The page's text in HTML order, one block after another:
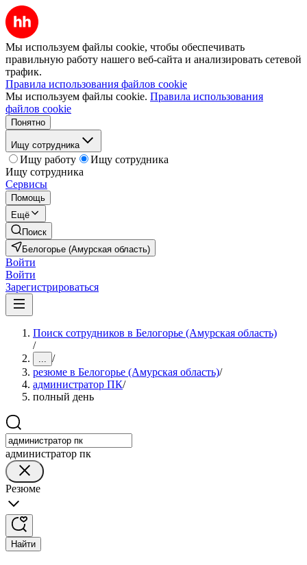
Мы используем файлы cookie, чтобы обеспечивать
правильную работу нашего веб-сайта и анализировать сетевой
трафик.
Правила использования файлов cookie
Мы используем файлы cookie. Правила использования
файлов cookie
Понятно
Ищу сотрудника
Ищу работу
Ищу сотрудника
Ищу сотрудника
Сервисы
Помощь
Ещё
Поиск
Белогорье (Амурская область)
Войти
Войти
Зарегистрироваться
Поиск сотрудников в Белогорье (Амурская область)
/
... /
резюме в Белогорье (Амурская область)/
администратор ПК/
полный день
администратор пк
Резюме
Найти